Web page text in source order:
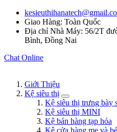
Giao Hàng: Toàn Quốc
Địa chỉ Nhà Máy: 56/2T
Bình, Đồng Nai
Chat Online
Giới Thiệu
Kệ siêu thị
Kệ siêu thị trưng bày
Kệ siêu thị MINI
Kệ bán hàng tạp hóa
Kệ cửa hàng mẹ và bé